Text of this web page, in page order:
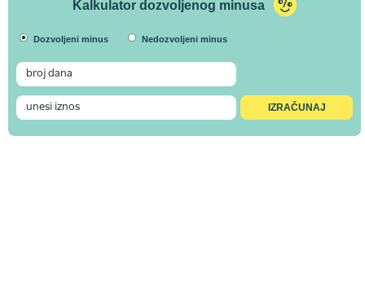
Kalkulator dozvoljenog minusa
Dozvoljeni minus Nedozvoljeni minus